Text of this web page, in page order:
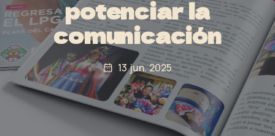
potenciar la
comunicación
13 jun. 2025